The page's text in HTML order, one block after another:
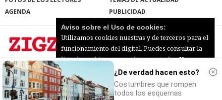
AGENDA
PUBLICIDAD
ZIGZAGDIGITAL.COM | Términos de uso|
Protección de datos|Mapa del sitio
© 2026 | Todos los derechos reservados
¿De verdad hacen esto?
Costumbres que rompen
todos los esquemas
Aviso sobre el Uso de cookies:
Utilizamos cookies nuestras y de terceros para el
funcionamiento del digital. Puedes consultar la
lista de cookies y como desconectarlas.Ver
nuestra Política de Privacidad y Cookies
Aceptar Cookies
Personalizar